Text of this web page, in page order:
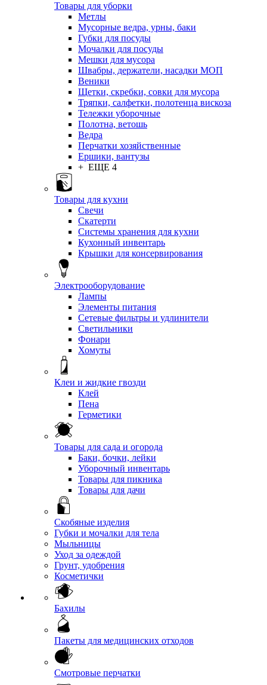
Товары для уборки
Метлы
Мусорные ведра, урны, баки
Губки для посуды
Мочалки для посуды
Мешки для мусора
Швабры, держатели, насадки МОП
Веники
Щетки, скребки, совки для мусора
Тряпки, салфетки, полотенца вискоза
Тележки уборочные
Полотна, ветошь
Ведра
Перчатки хозяйственные
Ершики, вантузы
+ ЕЩЕ 4
Товары для кухни
Свечи
Скатерти
Системы хранения для кухни
Кухонный инвентарь
Крышки для консервирования
Электрооборудование
Лампы
Элементы питания
Сетевые фильтры и удлинители
Светильники
Фонари
Хомуты
Клеи и жидкие гвозди
Клей
Пена
Герметики
Товары для сада и огорода
Баки, бочки, лейки
Уборочный инвентарь
Товары для пикника
Товары для дачи
Скобяные изделия
Губки и мочалки для тела
Мыльницы
Уход за одеждой
Грунт, удобрения
Косметички
Бахилы
Пакеты для медицинских отходов
Смотровые перчатки